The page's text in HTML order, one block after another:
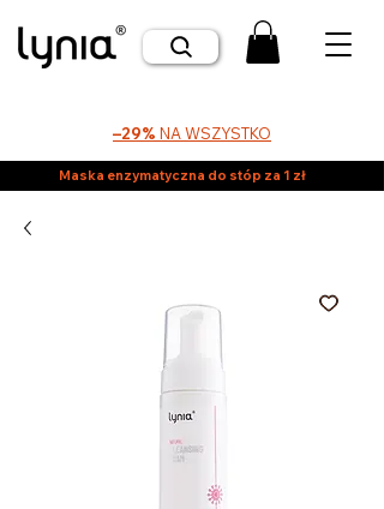
–29% NA WSZYSTKO
Maska enzymatyczna do stóp za 1 zł